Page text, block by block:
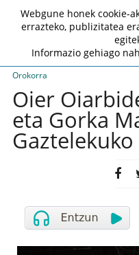
Orokorra
Oier
eta Gorka
Webgune honek cookie-
errazteko, publizitatea
Informazio gehiago